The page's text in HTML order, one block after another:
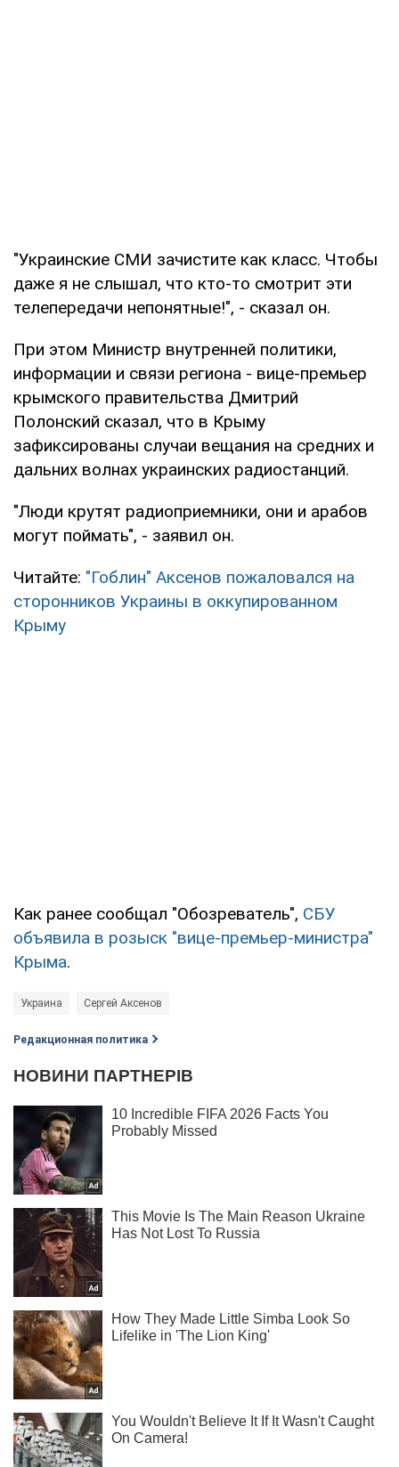
"Украинские СМИ зачистите как класс. Чтобы
даже я не слышал, что кто-то смотрит эти
телепередачи непонятные!", - сказал он.
При этом Министр внутренней политики,
информации и связи региона - вице-премьер
крымского правительства Дмитрий
Полонский сказал, что в Крыму
зафиксированы случаи вещания на средних и
дальних волнах украинских радиостанций.
"Люди крутят радиоприемники, они и арабов
могут поймать", - заявил он.
Читайте: "Гоблин" Аксенов пожаловался на
сторонников Украины в оккупированном
Крыму
Как ранее сообщал "Обозреватель", СБУ
объявила в розыск "вице-премьер-министра"
Крыма.
Украина Сергей Аксенов
Редакционная политика